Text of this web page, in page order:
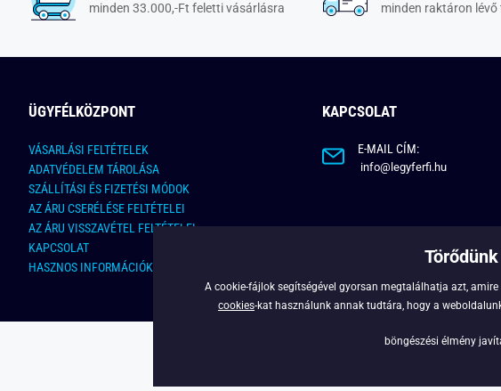
minden 33.000,-Ft feletti vásárlásra minden raktáron lévő
ÜGYFÉLKÖZPONT
VÁSARLÁSI FELTÉTELEK
ADATVÉDELEM TÁROLÁSA
SZÁLLÍTÁSI ÉS FIZETÉSI MÓDOK
AZ ÁRU CSERÉLÉSE FELTÉTELEI
AZ ÁRU VISSZAVÉTEL FELTÉTELEI
KAPCSOLAT
HASZNOS INFORMÁCIÓK
KAPCSOLAT
E-MAIL CÍM:
info@legyferfi.hu
A cookie-fájlok segítségével gyorsan megtalálhatja azt,
cookies-kat használunk annak tudtára, hogy a
böngészési élmény